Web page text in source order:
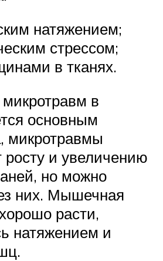
натяжением;
стрессом;
в тканях.
в
основным
микротравмы
росту и увеличению
но можно
них. Мышечная
расти,
натяжением и